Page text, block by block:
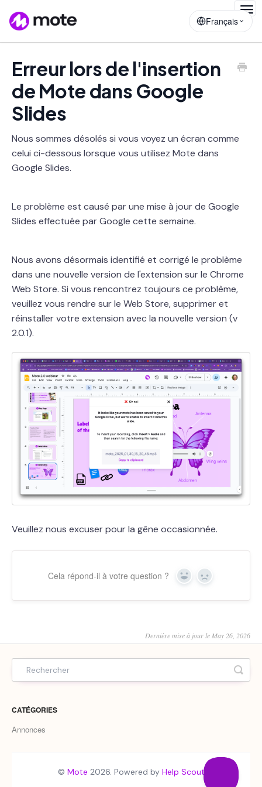
Français
Erreur lors de l'insertion
de Mote dans Google
Slides
Nous sommes désolés si vous voyez un écran comme
celui ci-dessous lorsque vous utilisez Mote dans
Google Slides.
Le problème est causé par une mise à jour de Google
Slides effectuée par Google cette semaine.
Nous avons désormais identifié et corrigé le problème
dans une nouvelle version de l'extension sur le Chrome
Web Store. Si vous rencontrez toujours ce problème,
veuillez vous rendre sur le Web Store, supprimer et
réinstaller votre extension avec la nouvelle version (v
2.0.1).
Veuillez nous excuser pour la gêne occasionnée.
Cela répond-il à votre question ? Yes No
Dernière mise à jour le May 26, 2026
CATÉGORIES
Annonces
© Mote 2026. Powered by Help Scout